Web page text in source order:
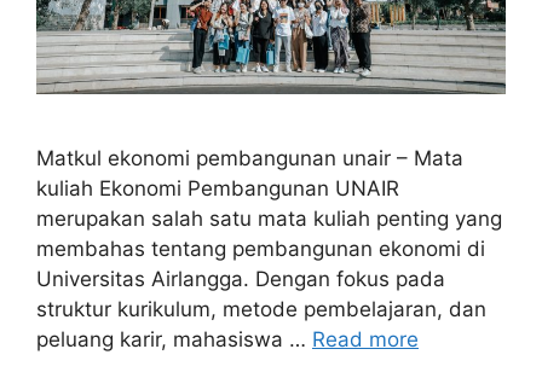
Matkul ekonomi pembangunan unair – Mata
kuliah Ekonomi Pembangunan UNAIR
merupakan salah satu mata kuliah penting yang
membahas tentang pembangunan ekonomi di
Universitas Airlangga. Dengan fokus pada
struktur kurikulum, metode pembelajaran, dan
peluang karir, mahasiswa … Read more